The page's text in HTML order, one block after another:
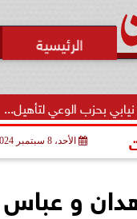
مدير المطعم عن
الأحد، 8 سبتمبر 2024
و عباس
وزارة الداخلية